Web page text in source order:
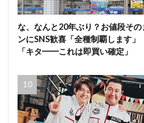
な、なんと20年ぶり？お値段そ
ンにSNS歓喜「全種制覇します」
「キタ━━これは即買い確定」